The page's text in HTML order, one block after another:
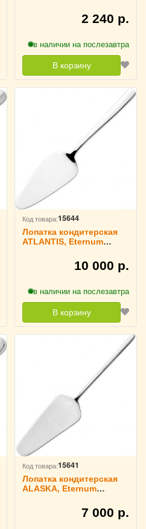
2 240 р.
в наличии на послезавтра
В корзину
Код товара:15644
Лопатка кондитерская
ATLANTIS, Eternum
10 000 р.
в наличии на послезавтра
В корзину
Код товара:15641
Лопатка кондитерская
ALASKA, Eternum
7 000 р.